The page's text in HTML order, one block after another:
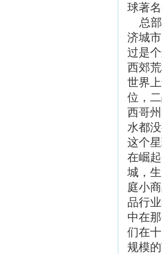
球著
总部
济城
过是
西郊荒
世界
位，
西哥
水都
这个
在崛
城，
庭小
品行
中在
们在
规模